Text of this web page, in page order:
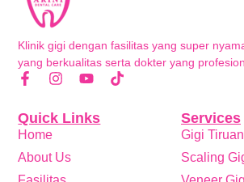
Klinik gigi dengan fasilitas yang super
yang berkualitas serta dokter yang
Services
Gigi Tiruan
Scaling
Quick Links
Home
About Us